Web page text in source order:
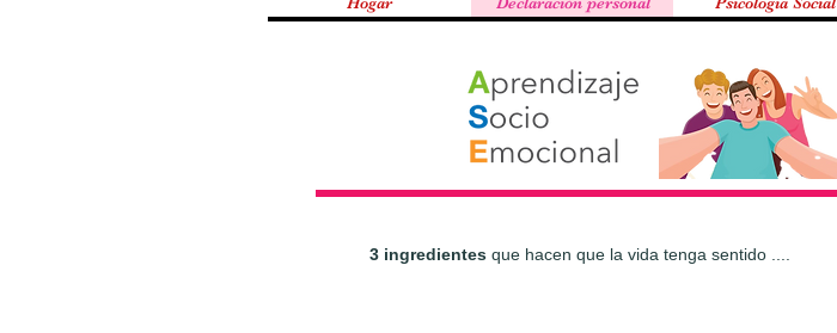
3 ingredientesque hacen que la vida tenga sentido ....